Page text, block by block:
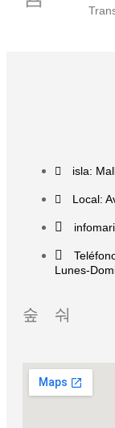
isla:
Local:
Lunes-